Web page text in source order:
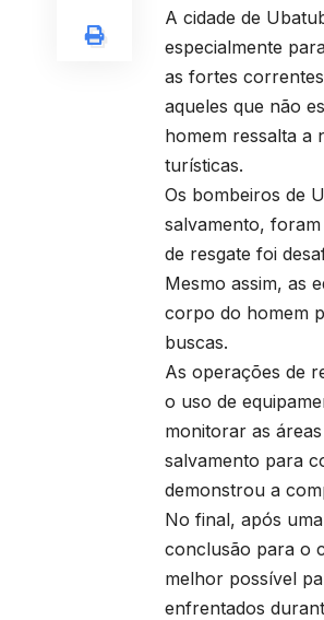
A cidade de
especialmente
as fortes
aqueles que não
homem ressalta a
turísticas.
Os bombeiros de
salvamento,
de resgate foi
Mesmo assim, as
corpo do homem
buscas.
As operações de
o uso de
monitorar as
salvamento para
demonstrou a
No final, após
conclusão para o
melhor possível
enfrentados